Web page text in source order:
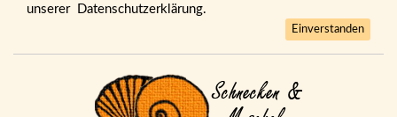
unserer Datenschutzerklärung.
Einverstanden